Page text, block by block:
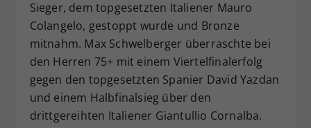
Sieger, dem topgesetzten Italiener Mauro
Colangelo, gestoppt wurde und Bronze
mitnahm. Max Schwelberger überraschte bei
den Herren 75+ mit einem Viertelfinalerfolg
gegen den topgesetzten Spanier David Yazdan
und einem Halbfinalsieg über den
drittgereihten Italiener Giantullio Cornalba.